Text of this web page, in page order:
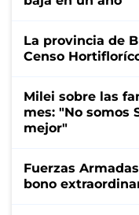
La provincia de
Censo
Milei sobre las
mes: "No somos
mejor"
Fuerzas
bono